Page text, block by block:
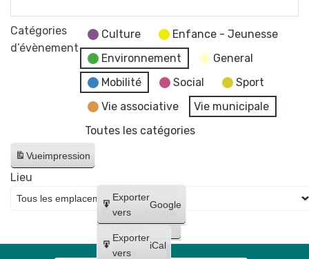
Réunion
du
juin
Catégories
d’évènement
Culture
Enfance - Jeunesse
Environnement
General
Mobilité
Social
Sport
Vie associative
Vie municipale
Toutes les catégories
Vueimpression
Créer
un
compte
Google
Créer
Exporter
vers
Google
Exporter
vers
iCal
Lieu